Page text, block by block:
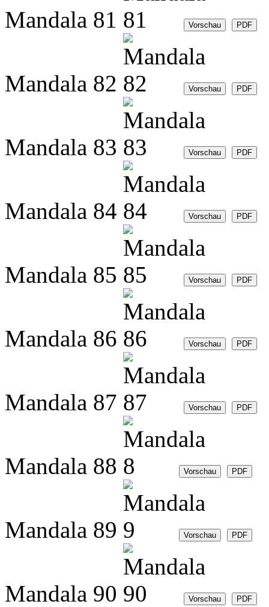
Mandala 81
Mandala 82
Mandala 83
Mandala 84
Mandala 85
Mandala 86
Mandala 87
Mandala 88
Mandala 89
Mandala 90